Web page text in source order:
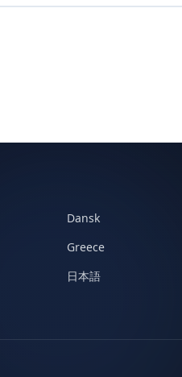
Dansk
Greece
日本語